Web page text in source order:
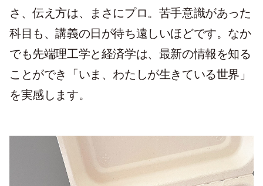
さ、伝え方は、まさにプロ。苦手意識があった
科目も、講義の日が待ち遠しいほどです。なか
でも先端理工学と経済学は、最新の情報を知る
ことができ「いま、わたしが生きている世界」
を実感します。